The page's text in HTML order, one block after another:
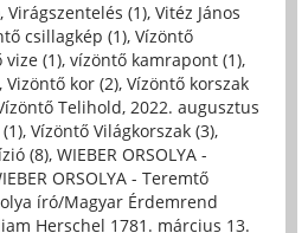
, Virágszentelés (1), Vitéz János
csillagkép (1), Vízöntő
(1), vízöntő kamrapont (1),
Vizöntő kor (2), Vízöntő korszak
Telihold, 2022. augusztus
, Vízöntő Világkorszak (3),
(8), WIEBER ORSOLYA -
ORSOLYA - Teremtő
író/Magyar Érdemrend
Herschel 1781. március 13.